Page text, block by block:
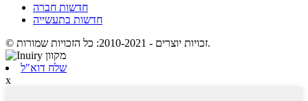
חדשות חברה
חדשות בתעשייה
© זכויות יוצרים - 2010-2021: כל הזכויות שמורות.
שלח דוא"ל
x